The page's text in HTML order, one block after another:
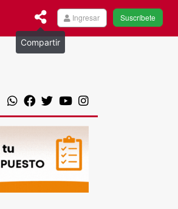
Suscríbete
Ingresar
Compartir